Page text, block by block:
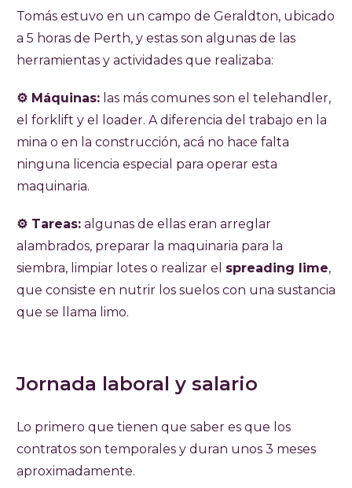
Tomás estuvo en un campo de Geraldton, ubicado
a 5 horas de Perth, y estas son algunas de las
herramientas y actividades que realizaba:
⚙️ Máquinas: las más comunes son el telehandler,
el forklift y el loader. A diferencia del trabajo en la
mina o en la construcción, acá no hace falta
ninguna licencia especial para operar esta
maquinaria.
⚙️ Tareas: algunas de ellas eran arreglar
alambrados, preparar la maquinaria para la
siembra, limpiar lotes o realizar el spreading lime,
que consiste en nutrir los suelos con una sustancia
que se llama limo.
Jornada laboral y salario
Lo primero que tienen que saber es que los
contratos son temporales y duran unos 3 meses
aproximadamente.